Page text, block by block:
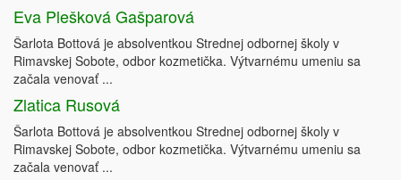
Eva Plešková Gašparová
Šarlota Bottová je absolventkou Strednej odbornej školy v
Rimavskej Sobote, odbor kozmetička. Výtvarnému umeniu sa
začala venovať ...
Zlatica Rusová
Šarlota Bottová je absolventkou Strednej odbornej školy v
Rimavskej Sobote, odbor kozmetička. Výtvarnému umeniu sa
začala venovať ...